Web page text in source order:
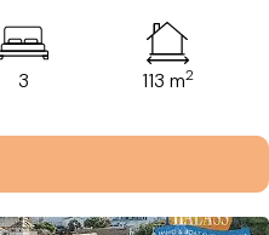
3 113 m2